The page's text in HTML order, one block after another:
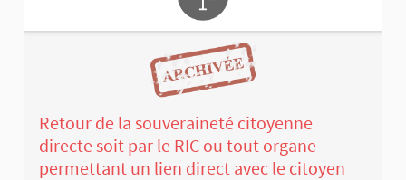
Retour de la souveraineté citoyenne
directe soit par le RIC ou tout organe
permettant un lien direct avec le citoyen